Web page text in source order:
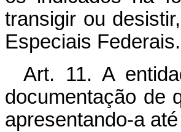
transigir ou
Especiais Federais.
Art. 11. A
documentação de
apresentando-a